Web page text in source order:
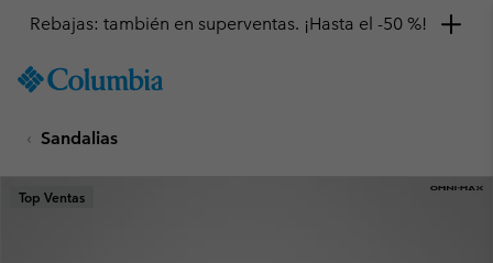
TO
SKIP
MAIN
NAV
Rebajas: también en superventas. ¡Hasta el -50 %!
Sandalias
Top Ventas